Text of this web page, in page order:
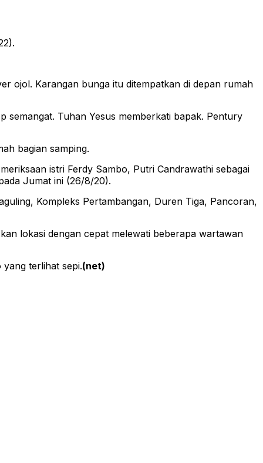
ojol. Karangan bunga itu ditempatkan di depan rumah
semangat. Tuhan Yesus memberkati bapak. Pentury
bagian samping.
istri Ferdy Sambo, Putri Candrawathi sebagai
Jumat ini (26/8/20).
Kompleks Pertambangan, Duren Tiga, Pancoran,
lokasi dengan cepat melewati beberapa wartawan
terlihat sepi.(net)